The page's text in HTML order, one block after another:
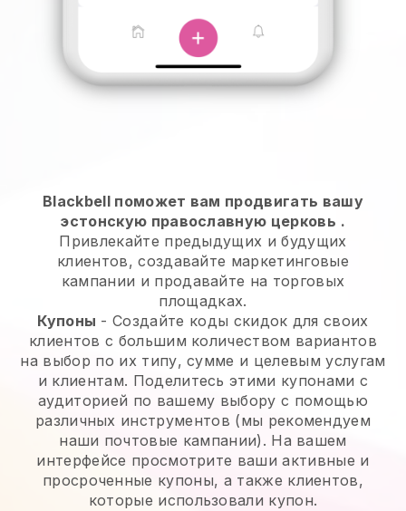
Blackbell поможет вам продвигать вашу
эстонскую православную церковь .
Привлекайте предыдущих и будущих
клиентов, создавайте маркетинговые
кампании и продавайте на торговых
площадках.
Купоны - Создайте коды скидок для своих
клиентов с большим количеством вариантов
на выбор по их типу, сумме и целевым услугам
и клиентам. Поделитесь этими купонами с
аудиторией по вашему выбору с помощью
различных инструментов (мы рекомендуем
наши почтовые кампании). На вашем
интерфейсе просмотрите ваши активные и
просроченные купоны, а также клиентов,
которые использовали купон.